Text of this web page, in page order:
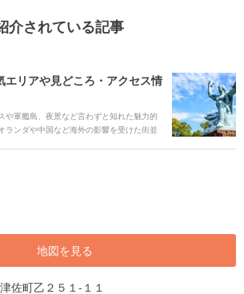
介されている記事
エリアや見どころ・アクセス情
や軍艦島、夜景など言わずと知れた魅力的
ランダや中国など海外の影響を受けた街並
地図を見る
佐町乙２５１-１１